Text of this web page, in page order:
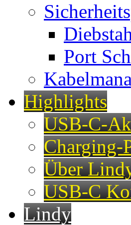
Port
Highlights
USB-C-
Charging-
Über
USB-C
Lindy